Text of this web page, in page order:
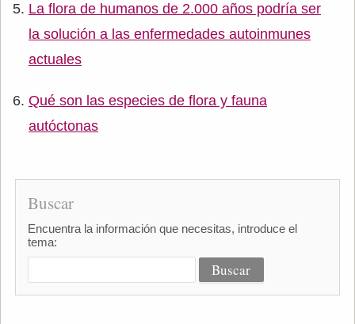
La flora de humanos de 2.000 años podría ser
la solución a las enfermedades autoinmunes
actuales
Qué son las especies de flora y fauna
autóctonas
Buscar
Encuentra la información que necesitas, introduce el
tema: